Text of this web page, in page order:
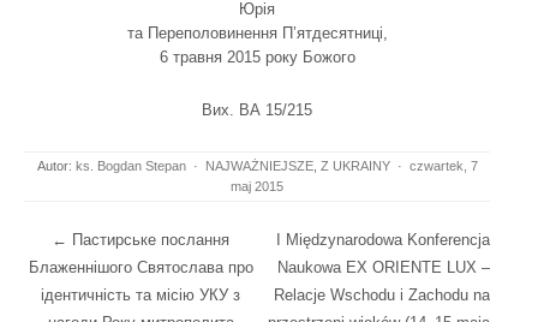
Юрія
та Переполовинення П’ятдесятниці,
6 травня 2015 року Божого
Вих. ВА 15/215
Autor: ks. Bogdan Stepan · NAJWAŻNIEJSZE, Z UKRAINY · czwartek, 7
maj 2015
Post navigation
← Пастирське послання
Блаженнішого Святослава про
ідентичність та місію УКУ з
I Międzynarodowa Konferencja
Naukowa EX ORIENTE LUX –
Relacje Wschodu i Zachodu na